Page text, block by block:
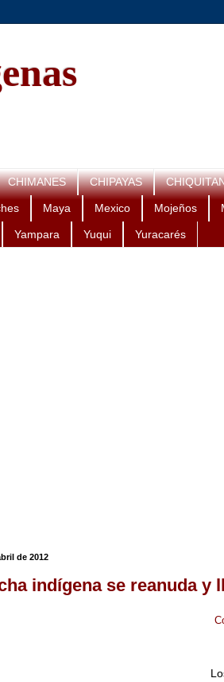
CHIMANES CHIPAYAS
Maya Mexico Mojeños
Yampara Yuqui Yuracarés
de 2012
indígena se reanuda y